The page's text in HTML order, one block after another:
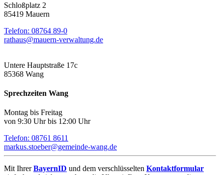
Schloßplatz 2
85419 Mauern
Telefon: 08764 89-0
rathaus@mauern-verwaltung.de
Untere Hauptstraße 17c
85368 Wang
Sprechzeiten Wang
Montag bis Freitag
von 9:30 Uhr bis 12:00 Uhr
Telefon: 08761 8611
markus.stoeber@gemeinde-wang.de
Mit IhrerBayernID und dem verschlüsselten Kontaktformular